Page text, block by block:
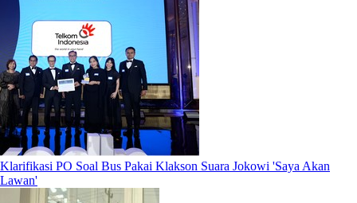
Klarifikasi PO Soal Bus Pakai Klakson Suara Jokowi 'Saya Akan
Lawan'